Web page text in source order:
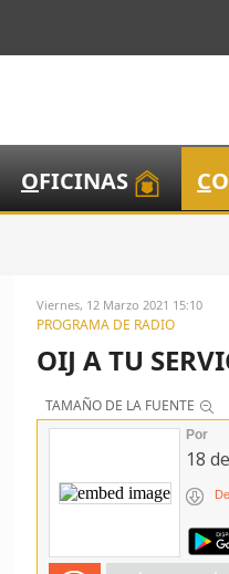
OFICINAS C
Viernes, 12 Marzo 2021 15:10
PROGRAMA DE RADIO
OIJ A TU
TAMAÑO DE LA FUENTE